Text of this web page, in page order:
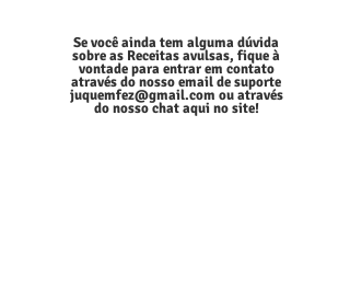
Se você ainda tem alguma dúvida
sobre as Receitas avulsas, fique à
vontade para entrar em contato
através do nosso email de suporte
juquemfez@gmail.com ou através
do nosso chat aqui no site!